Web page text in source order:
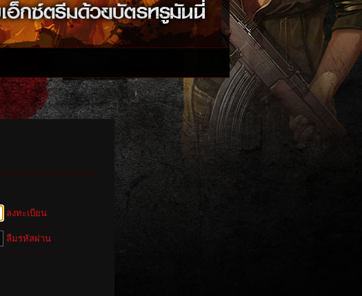
ลงทะเบียน
ลืมรหัสผ่าน